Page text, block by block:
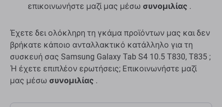
επικοινωνήστε μαζί μας μέσω συνομιλίας .
Έχετε δει ολόκληρη τη γκάμα προϊόντων μας και δεν
βρήκατε κάποιο ανταλλακτικό κατάλληλο για τη
συσκευή σας Samsung Galaxy Tab S4 10.5 T830, T835 ;
Ή έχετε επιπλέον ερωτήσεις; Επικοινωνήστε μαζί
μας μέσω συνομιλίας .